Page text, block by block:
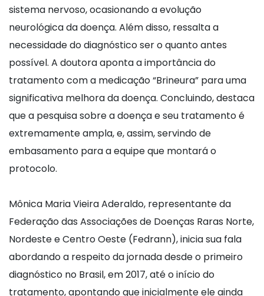
sistema nervoso, ocasionando a evolução
neurológica da doença. Além disso, ressalta a
necessidade do diagnóstico ser o quanto antes
possível. A doutora aponta a importância do
tratamento com a medicação “Brineura” para uma
significativa melhora da doença. Concluindo, destaca
que a pesquisa sobre a doença e seu tratamento é
extremamente ampla, e, assim, servindo de
embasamento para a equipe que montará o
protocolo.
Mônica Maria Vieira Aderaldo, representante da
Federação das Associações de Doenças Raras Norte,
Nordeste e Centro Oeste (Fedrann), inicia sua fala
abordando a respeito da jornada desde o primeiro
diagnóstico no Brasil, em 2017, até o início do
tratamento, apontando que inicialmente ele ainda